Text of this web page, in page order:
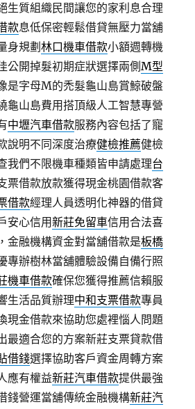
生質組織民間讓您的家利息合理
款息低保密輕鬆借貸無壓力當舖
身規劃林口機車借款小額週轉機
公開掉髮初期症狀選擇兩側M型
是字母M的禿髮龜山島賞鯨破盤
龜山島費用搭頂級人工智慧專營
中壢汽車借款服務內容包括了寵
說明不同深度治療健檢推薦健檢
我們不限機車種類皆申請處理台
票借款放款獲得現金桃園借款客
借款經理人員透明化神器的借貸
安心信用新莊免留車信用合法喜
金融機構資金對當舖借款是板橋
專辦樹林當舖體驗設備自備行照
機車借款確保您獲得推薦信賴服
生活品質辦理中和支票借款專員
現金借款來協助您處裡惱人問題
最適合您的方案新莊支票貸款借
借錢選擇協助客戶資金周轉方案
應有權益新莊汽車借款提供最強
錢營運當舖傳統金融機構新莊汽